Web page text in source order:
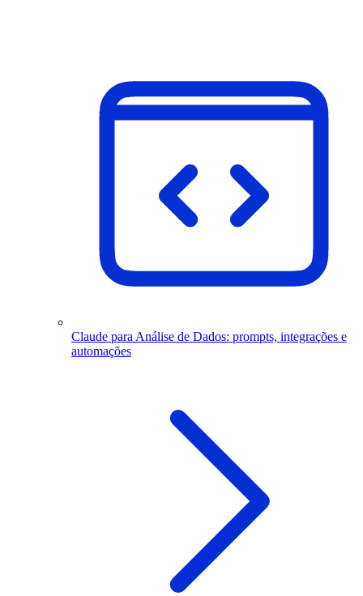
Claude para Análise de Dados: prompts, integrações e
automações